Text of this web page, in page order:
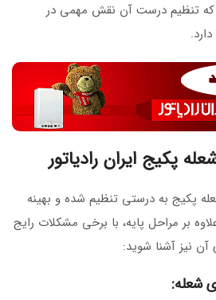
تنظیم درست آن نقش مهمی در
پکیج ایران رادیاتور
پکیج به درستی تنظیم شده و بهینه
بر مراحل پایه، با برخی مشکلات رایج
آن نیز آشنا شوید:
شعله: